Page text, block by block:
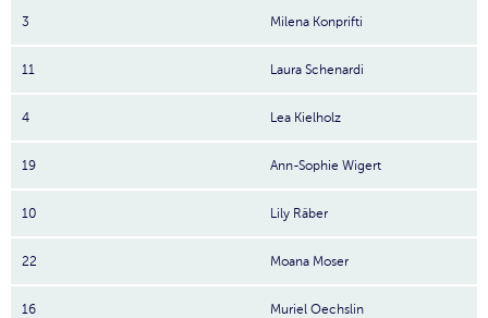
3 Milena Konprifti
11 Laura Schenardi
4 Lea Kielholz
19 Ann-Sophie Wigert
10 Lily Räber
22 Moana Moser
16 Muriel Oechslin